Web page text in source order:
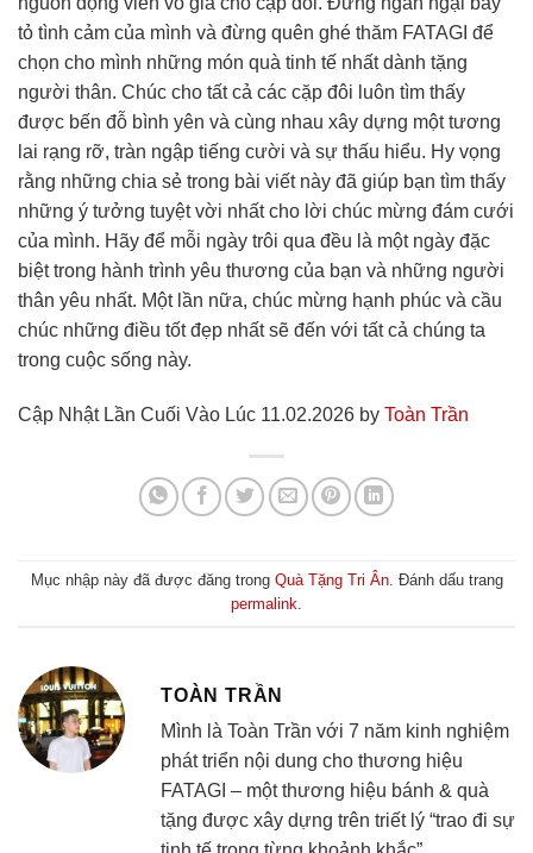
tỏ tình cảm của mình và đừng quên ghé thăm FATAGI để
chọn cho mình những món quà tinh tế nhất dành tặng
người thân. Chúc cho tất cả các cặp đôi luôn tìm thấy
được bến đỗ bình yên và cùng nhau xây dựng một tương
lai rạng rỡ, tràn ngập tiếng cười và sự thấu hiểu. Hy vọng
rằng những chia sẻ trong bài viết này đã giúp bạn tìm thấy
những ý tưởng tuyệt vời nhất cho lời chúc mừng đám cưới
của mình. Hãy để mỗi ngày trôi qua đều là một ngày đặc
biệt trong hành trình yêu thương của bạn và những người
thân yêu nhất. Một lần nữa, chúc mừng hạnh phúc và cầu
chúc những điều tốt đẹp nhất sẽ đến với tất cả chúng ta
trong cuộc sống này.
Cập Nhật Lần Cuối Vào Lúc 11.02.2026 by Toàn Trần
Mục nhập này đã được đăng trong Quà Tặng Tri Ân. Đánh dấu trang
permalink.
TOÀN TRẦN
Mình là Toàn Trần với 7 năm kinh nghiệm
phát triển nội dung cho thương hiệu
FATAGI – một thương hiệu bánh & quà
tặng được xây dựng trên triết lý “trao đi sự